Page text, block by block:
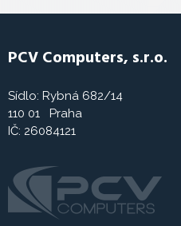
PCV Computers, s.r.o.
Sídlo: Rybná 682/14
110 01 Praha
IČ: 26084121